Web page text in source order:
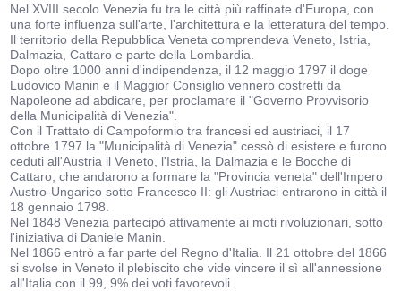
Nel XVIII secolo Venezia fu tra le città più raffinate d'Europa, con
una forte influenza sull'arte, l'architettura e la letteratura del tempo.
Il territorio della Repubblica Veneta comprendeva Veneto, Istria,
Dalmazia, Cattaro e parte della Lombardia.
Dopo oltre 1000 anni d'indipendenza, il 12 maggio 1797 il doge
Ludovico Manin e il Maggior Consiglio vennero costretti da
Napoleone ad abdicare, per proclamare il "Governo Provvisorio
della Municipalità di Venezia".
Con il Trattato di Campoformio tra francesi ed austriaci, il 17
ottobre 1797 la "Municipalità di Venezia" cessò di esistere e furono
ceduti all'Austria il Veneto, l'Istria, la Dalmazia e le Bocche di
Cattaro, che andarono a formare la "Provincia veneta" dell'Impero
Austro-Ungarico sotto Francesco II: gli Austriaci entrarono in città il
18 gennaio 1798.
Nel 1848 Venezia partecipò attivamente ai moti rivoluzionari, sotto
l'iniziativa di Daniele Manin.
Nel 1866 entrò a far parte del Regno d'Italia. Il 21 ottobre del 1866
si svolse in Veneto il plebiscito che vide vincere il sì all'annessione
all'Italia con il 99, 9% dei voti favorevoli.